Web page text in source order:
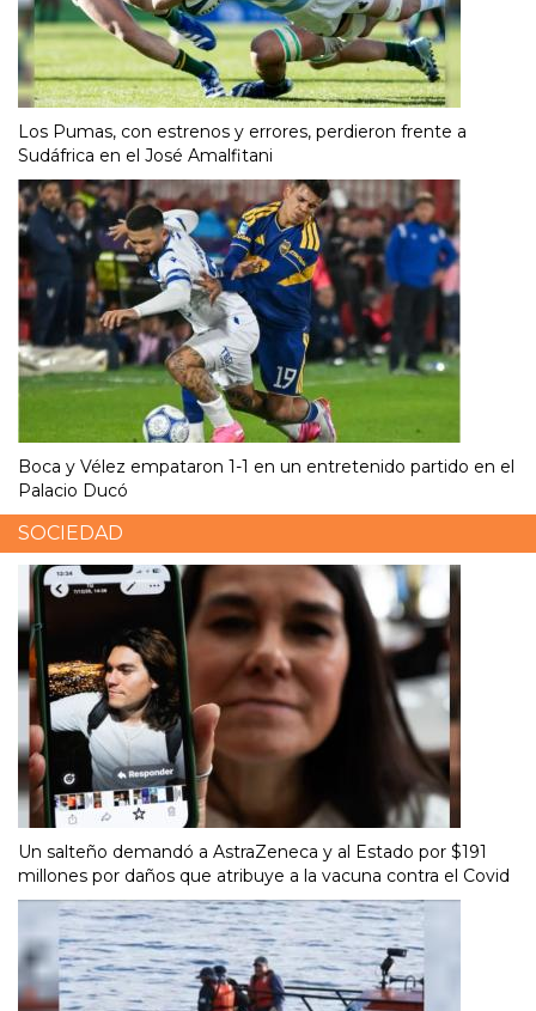
Los Pumas, con estrenos y errores, perdieron frente a
Sudáfrica en el José Amalfitani
Boca y Vélez empataron 1-1 en un entretenido partido en el
Palacio Ducó
SOCIEDAD
Un salteño demandó a AstraZeneca y al Estado por $191
millones por daños que atribuye a la vacuna contra el Covid